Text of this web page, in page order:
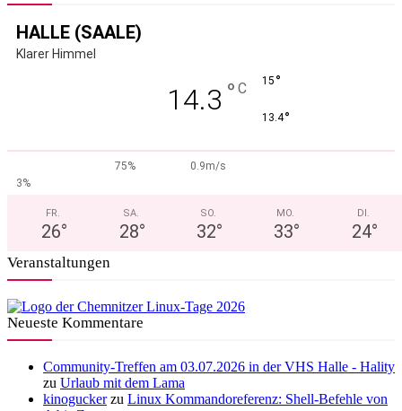
HALLE (SAALE)
Klarer Himmel
14.3 ° C 15 °
13.4°
75%
0.9m/s
3%
FR.
26°
SA.
28°
SO.
32°
MO.
33°
DI.
24°
Veranstaltungen
Neueste Kommentare
Community-Treffen am 03.07.2026 in der VHS Halle - Hality
zu Urlaub mit dem Lama
kinoguckerzu Linux Kommandoreferenz: Shell-Befehle von